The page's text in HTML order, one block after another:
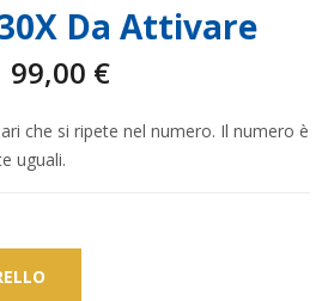
Da Attivare
99,00 €
che si ripete nel numero. Il numero è
uguali.